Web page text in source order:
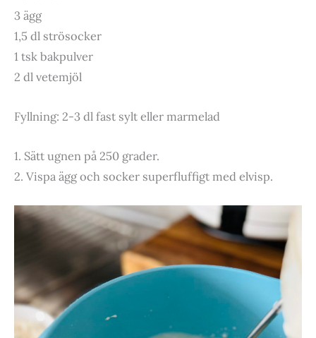
3 ägg
1,5 dl strösocker
1 tsk bakpulver
2 dl vetemjöl
Fyllning: 2-3 dl fast sylt eller marmelad
1. Sätt ugnen på 250 grader.
2. Vispa ägg och socker superfluffigt med elvisp.